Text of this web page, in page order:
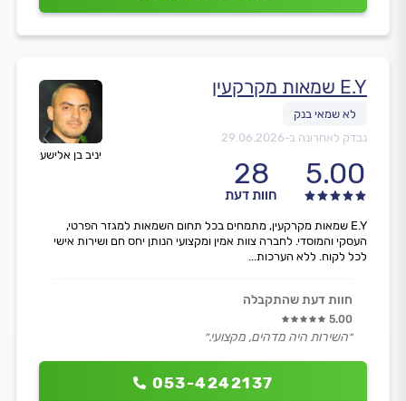
יניב בן אלישע
E.Y שמאות מקרקעין
נבדק לאחרונה ב-29.06.2026
5.00
28
חוות דעת
053-4242137
E.Y שמאות מקרקעין, מתמחים בכל תחום השמאות למגזר הפרטי,
העסקי והמוסדי. לחברה צוות אמין ומקצועי הנותן יחס חם ושירות אישי
לכל לקוח. ללא הערכות...
חוות דעת שהתקבלה
5.00
״השירות היה מדהים, מקצועי.״